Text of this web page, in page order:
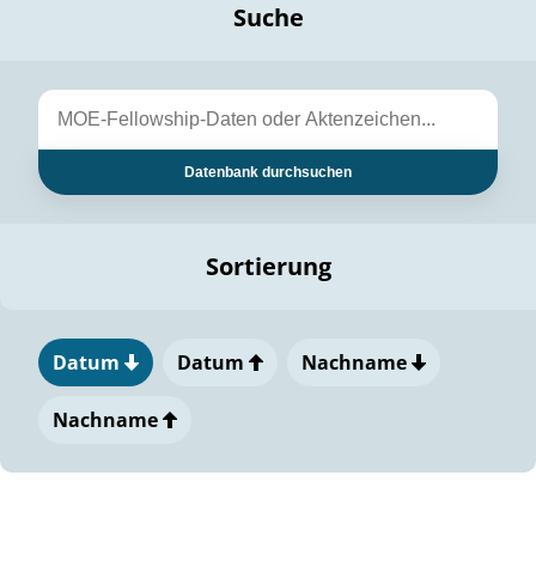
Suche
Datenbank durchsuchen
Sortierung
Datum Datum Nachname
Nachname